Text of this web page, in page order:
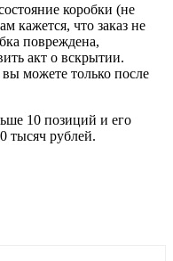
коробки (не
кажется, что заказ не
повреждена,
акт о вскрытии.
можете только после
10 позиций и его
тысяч рублей.